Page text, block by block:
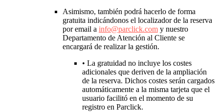
Asimismo, también podrá hacerlo de forma
gratuita indicándonos el localizador de la reserva
por email a info@parclick.com y nuestro
Departamento de Atención al Cliente se
encargará de realizar la gestión.
• La gratuidad no incluye los costes
adicionales que deriven de la ampliación
de la reserva. Dichos costes serán cargados
automáticamente a la misma tarjeta que el
usuario facilitó en el momento de su
registro en Parclick.